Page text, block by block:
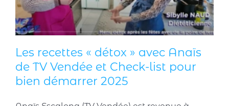
Les recettes « détox » avec Anaïs
de TV Vendée et Check-list pour
bien démarrer 2025